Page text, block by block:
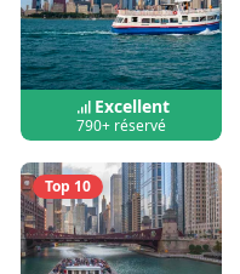
Excellent
790+ réservé
Top 10